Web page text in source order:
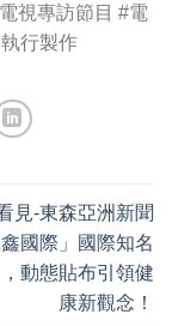
視專訪節目 #電
執行製作
見-東森亞洲新聞
國際」國際知名
動態貼布引領健
康新觀念！